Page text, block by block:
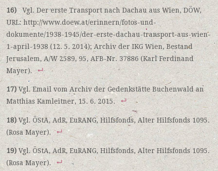
16)Vgl. Der erste Transport nach Dachau aus Wien, DÖW,
URL: http://www.doew.at/erinnern/fotos-und-
dokumente/1938-1945/der-erste-dachau-transport-aus-wien-
1-april-1938 (12. 5. 2014); Archiv der IKG Wien, Bestand
Jerusalem, A/W 2589, 95, AFB-Nr. 37886 (Karl Ferdinand
Mayer).
17)Vgl. Email vom Archiv der Gedenkstätte Buchenwald an
Matthias Kamleitner, 15. 6. 2015.
18)Vgl. ÖStA, AdR, EuRANG, Hilfsfonds, Alter Hilfsfonds 1095.
(Rosa Mayer).
19) Vgl. ÖStA, AdR, EuRANG, Hilfsfonds, Alter Hilfsfonds 1095.
(Rosa Mayer).